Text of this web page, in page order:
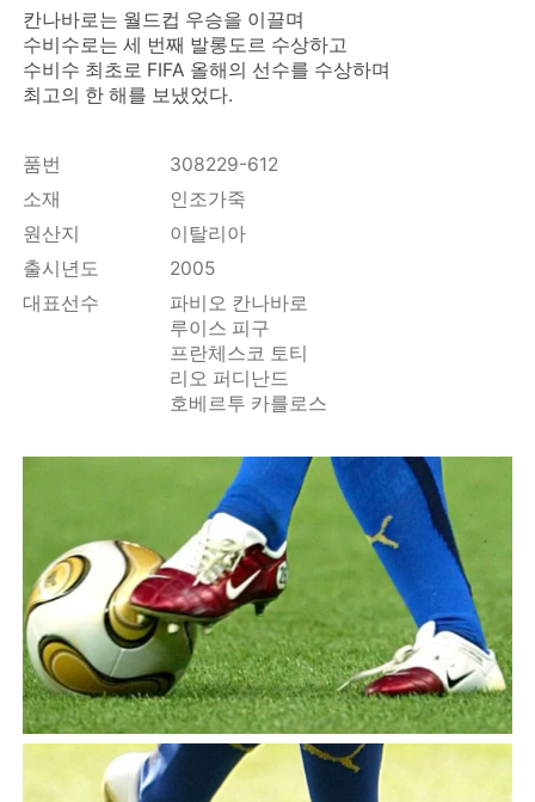
칸나바로는 월드컵 우승을 이끌며
수비수로는 세 번째 발롱도르 수상하고
수비수 최초로 FIFA 올해의 선수를 수상하며
최고의 한 해를 보냈었다.
품번
308229-612
소재
인조가죽
원산지
이탈리아
출시년도
2005
대표선수
파비오 칸나바로
루이스 피구
프란체스코 토티
리오 퍼디난드
호베르투 카를로스